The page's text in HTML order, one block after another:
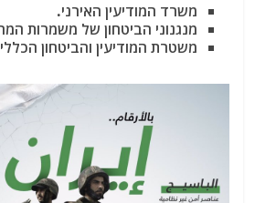
משרד המודיעין האירני.
מנגנוני הביטחון של משמרות
משטרת המודיעין והביטחון